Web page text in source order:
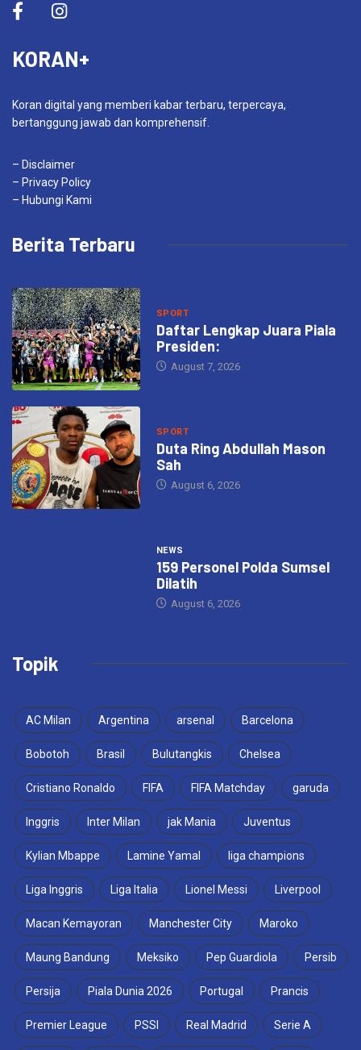
KORAN+
Koran digital yang memberi kabar terbaru, terpercaya,
bertanggung jawab dan komprehensif.
– Disclaimer
– Privacy Policy
– Hubungi Kami
Berita Terbaru
SPORT
Daftar Lengkap Juara Piala
Presiden:
August 7, 2026
SPORT
Duta Ring Abdullah Mason
Sah
August 6, 2026
NEWS
159 Personel Polda Sumsel
Dilatih
August 6, 2026
Topik
AC Milan Argentina arsenal Barcelona
Bobotoh Brasil Bulutangkis Chelsea
Cristiano Ronaldo FIFA FIFA Matchday garuda
Inggris Inter Milan jak Mania Juventus
Kylian Mbappe Lamine Yamal liga champions
Liga Inggris Liga Italia Lionel Messi Liverpool
Macan Kemayoran Manchester City Maroko
Maung Bandung Meksiko Pep Guardiola Persib
Persija Piala Dunia 2026 Portugal Prancis
Premier League PSSI Real Madrid Serie A